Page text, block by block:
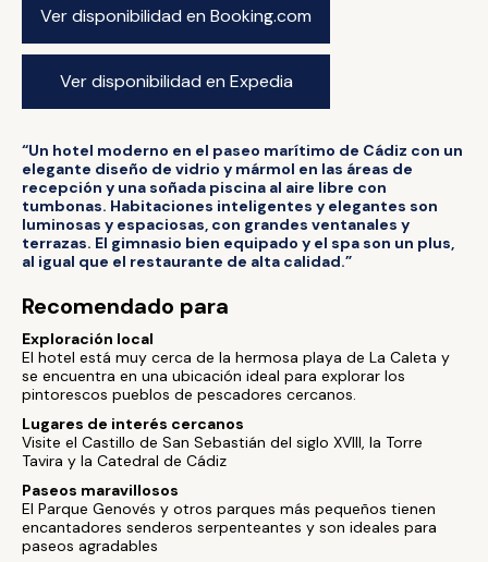
Ver disponibilidad en Booking.com
Ver disponibilidad en Expedia
“Un hotel moderno en el paseo marítimo de Cádiz con un
elegante diseño de vidrio y mármol en las áreas de
recepción y una soñada piscina al aire libre con
tumbonas. Habitaciones inteligentes y elegantes son
luminosas y espaciosas, con grandes ventanales y
terrazas. El gimnasio bien equipado y el spa son un plus,
al igual que el restaurante de alta calidad.”
Recomendado para
Exploración local
El hotel está muy cerca de la hermosa playa de La Caleta y
se encuentra en una ubicación ideal para explorar los
pintorescos pueblos de pescadores cercanos.
Lugares de interés cercanos
Visite el Castillo de San Sebastián del siglo XVIII, la Torre
Tavira y la Catedral de Cádiz
Paseos maravillosos
El Parque Genovés y otros parques más pequeños tienen
encantadores senderos serpenteantes y son ideales para
paseos agradables